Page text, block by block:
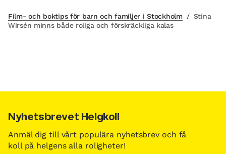
Film- och boktips för barn och familjer i Stockholm / Stina
Wirsén minns både roliga och förskräckliga kalas
Nyhetsbrevet Helgkoll
Anmäl dig till vårt populära nyhetsbrev och få
koll på helgens alla roligheter!